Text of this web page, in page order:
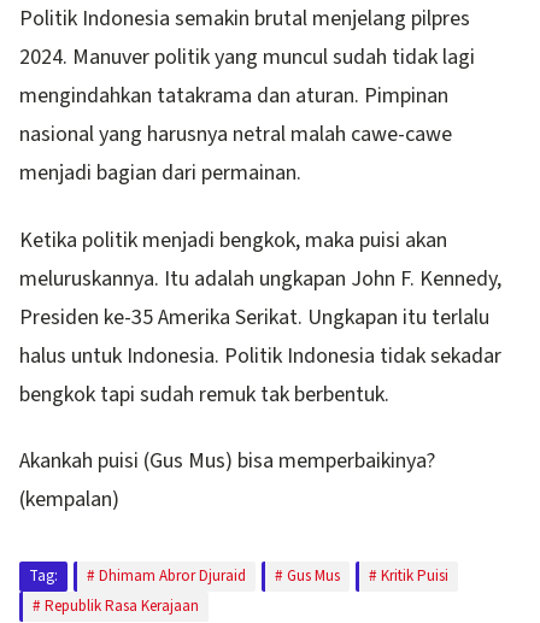
Politik Indonesia semakin brutal menjelang pilpres
2024. Manuver politik yang muncul sudah tidak lagi
mengindahkan tatakrama dan aturan. Pimpinan
nasional yang harusnya netral malah cawe-cawe
menjadi bagian dari permainan.
Ketika politik menjadi bengkok, maka puisi akan
meluruskannya. Itu adalah ungkapan John F. Kennedy,
Presiden ke-35 Amerika Serikat. Ungkapan itu terlalu
halus untuk Indonesia. Politik Indonesia tidak sekadar
bengkok tapi sudah remuk tak berbentuk.
Akankah puisi (Gus Mus) bisa memperbaikinya?
(kempalan)
Tag: Dhimam Abror Djuraid Gus Mus
Kritik Puisi
Republik Rasa Kerajaan